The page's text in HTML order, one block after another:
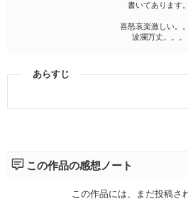
書いてあります。
喜怒哀楽激しい。。
波瀾万丈。。。
あらすじ
この作品の感想ノート
この作品には、まだ投稿さ